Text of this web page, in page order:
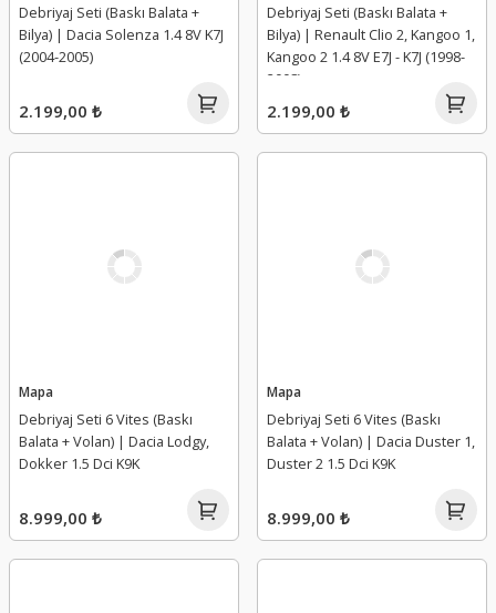
Debriyaj Seti (Baskı Balata +
Bilya) | Dacia Solenza 1.4 8V K7J
(2004-2005)
2.199,00 ₺
Debriyaj Seti (Baskı Balata +
Bilya) | Renault Clio 2, Kangoo 1,
Kangoo 2 1.4 8V E7J - K7J (1998-
2008)
2.199,00 ₺
Mapa
Debriyaj Seti 6 Vites (Baskı
Balata + Volan) | Dacia Lodgy,
Dokker 1.5 Dci K9K
8.999,00 ₺
Mapa
Debriyaj Seti 6 Vites (Baskı
Balata + Volan) | Dacia Duster 1,
Duster 2 1.5 Dci K9K
8.999,00 ₺